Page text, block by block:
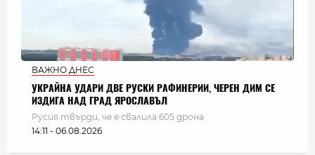
ВАЖНО ДНЕС
УКРАЙНА УДАРИ ДВЕ РУСКИ РАФИНЕРИИ, ЧЕРЕН ДИМ СЕ
ИЗДИГА НАД ГРАД ЯРОСЛАВЪЛ
Русия твърди, че е свалила 605 дрона
14:11 - 06.08.2026